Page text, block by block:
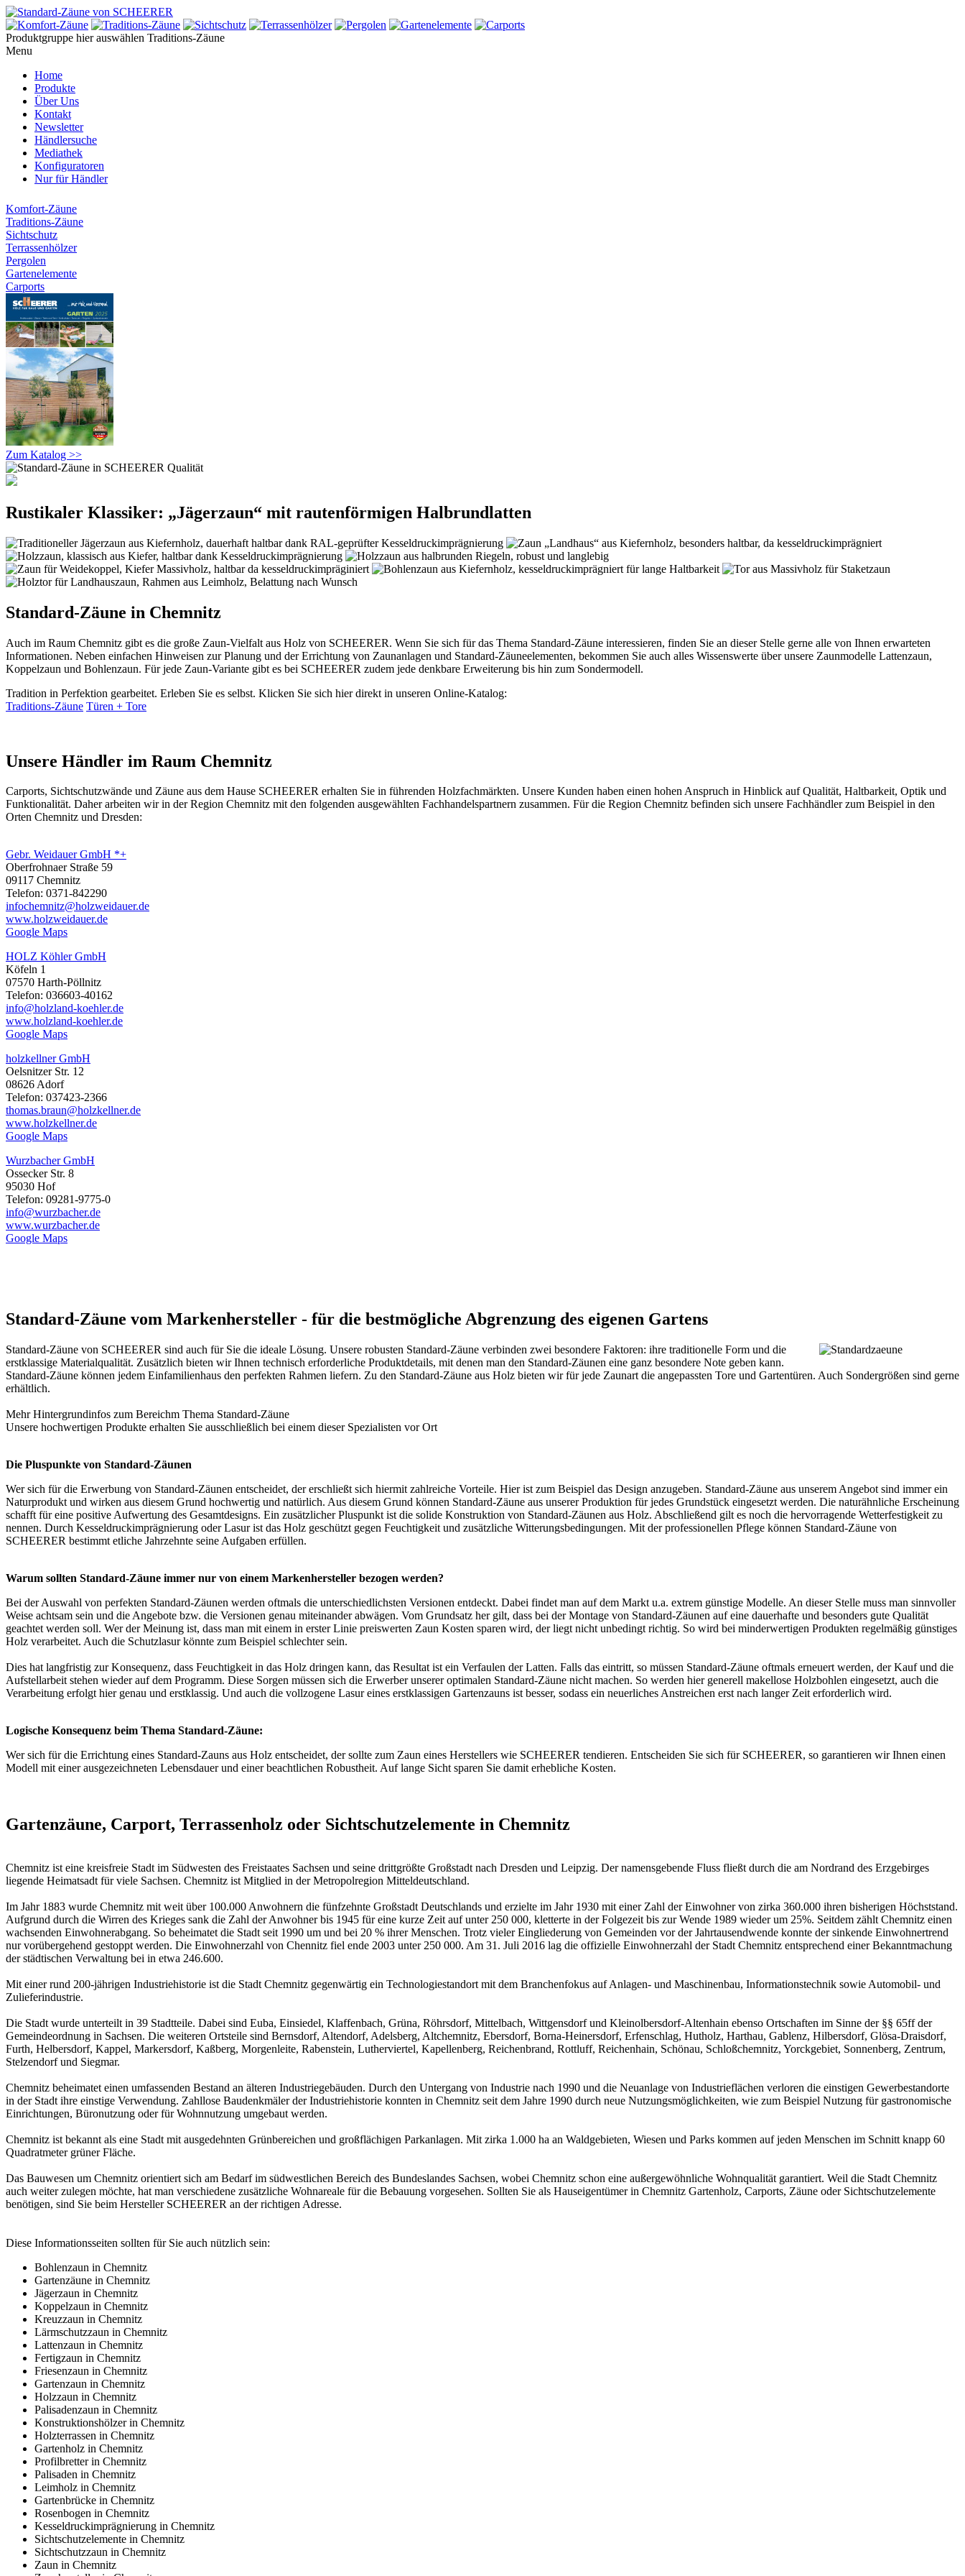
Produktgruppe hier auswählen Traditions-Zäune
Menu
Home
Produkte
Über Uns
Kontakt
Newsletter
Händlersuche
Mediathek
Konfiguratoren
Nur für Händler
Komfort-Zäune
Traditions-Zäune
Sichtschutz
Terrassenhölzer
Pergolen
Gartenelemente
Carports
Zum Katalog >>
Rustikaler Klassiker: „Jägerzaun“ mit rautenförmigen Halbrundlatten
Standard-Zäune in Chemnitz
Auch im Raum Chemnitz gibt es die große Zaun-Vielfalt aus Holz von SCHEERER. Wenn Sie sich für das Thema Standard-Zäune interessieren, finden Sie an dieser Stelle gerne alle von Ihnen erwarteten
Informationen. Neben einfachen Hinweisen zur Planung und der Errichtung von Zaunanlagen und Standard-Zäuneelementen, bekommen Sie auch alles Wissenswerte über unsere Zaunmodelle Lattenzaun,
Koppelzaun und Bohlenzaun. Für jede Zaun-Variante gibt es bei SCHEERER zudem jede denkbare Erweiterung bis hin zum Sondermodell.
Tradition in Perfektion gearbeitet. Erleben Sie es selbst. Klicken Sie sich hier direkt in unseren Online-Katalog:
Traditions-Zäune Türen + Tore
Unsere Händler im Raum Chemnitz
Carports, Sichtschutzwände und Zäune aus dem Hause SCHEERER erhalten Sie in führenden Holzfachmärkten. Unsere Kunden haben einen hohen Anspruch in Hinblick auf Qualität, Haltbarkeit, Optik und
Funktionalität. Daher arbeiten wir in der Region Chemnitz mit den folgenden ausgewählten Fachhandelspartnern zusammen. Für die Region Chemnitz befinden sich unsere Fachhändler zum Beispiel in den
Orten Chemnitz und Dresden:
Gebr. Weidauer GmbH *+
Oberfrohnaer Straße 59
09117 Chemnitz
Telefon: 0371-842290
infochemnitz@holzweidauer.de
www.holzweidauer.de
Google Maps
HOLZ Köhler GmbH
Köfeln 1
07570 Harth-Pöllnitz
Telefon: 036603-40162
info@holzland-koehler.de
www.holzland-koehler.de
Google Maps
holzkellner GmbH
Oelsnitzer Str. 12
08626 Adorf
Telefon: 037423-2366
thomas.braun@holzkellner.de
www.holzkellner.de
Google Maps
Wurzbacher GmbH
Ossecker Str. 8
95030 Hof
Telefon: 09281-9775-0
info@wurzbacher.de
www.wurzbacher.de
Google Maps
Standard-Zäune vom Markenhersteller - für die bestmögliche Abgrenzung des eigenen Gartens
Standard-Zäune von SCHEERER sind auch für Sie die ideale Lösung. Unsere robusten Standard-Zäune verbinden zwei besondere Faktoren: ihre traditionelle Form und die
erstklassige Materialqualität. Zusätzlich bieten wir Ihnen technisch erforderliche Produktdetails, mit denen man den Standard-Zäunen eine ganz besondere Note geben kann.
Standard-Zäune können jedem Einfamilienhaus den perfekten Rahmen liefern. Zu den Standard-Zäune aus Holz bieten wir für jede Zaunart die angepassten Tore und Gartentüren. Auch Sondergrößen sind gerne
erhältlich.
Mehr Hintergrundinfos zum Bereichm Thema Standard-Zäune
Unsere hochwertigen Produkte erhalten Sie ausschließlich bei einem dieser Spezialisten vor Ort
Die Pluspunkte von Standard-Zäunen
Wer sich für die Erwerbung von Standard-Zäunen entscheidet, der erschließt sich hiermit zahlreiche Vorteile. Hier ist zum Beispiel das Design anzugeben. Standard-Zäune aus unserem Angebot sind immer ein
Naturprodukt und wirken aus diesem Grund hochwertig und natürlich. Aus diesem Grund können Standard-Zäune aus unserer Produktion für jedes Grundstück eingesetzt werden. Die naturähnliche Erscheinung
schafft für eine positive Aufwertung des Gesamtdesigns. Ein zusätzlicher Pluspunkt ist die solide Konstruktion von Standard-Zäunen aus Holz. Abschließend gilt es noch die hervorragende Wetterfestigkeit zu
nennen. Durch Kesseldruckimprägnierung oder Lasur ist das Holz geschützt gegen Feuchtigkeit und zusätzliche Witterungsbedingungen. Mit der professionellen Pflege können Standard-Zäune von
SCHEERER bestimmt etliche Jahrzehnte seine Aufgaben erfüllen.
Warum sollten Standard-Zäune immer nur von einem Markenhersteller bezogen werden?
Bei der Auswahl von perfekten Standard-Zäunen werden oftmals die unterschiedlichsten Versionen entdeckt. Dabei findet man auf dem Markt u.a. extrem günstige Modelle. An dieser Stelle muss man sinnvoller
Weise achtsam sein und die Angebote bzw. die Versionen genau miteinander abwägen. Vom Grundsatz her gilt, dass bei der Montage von Standard-Zäunen auf eine dauerhafte und besonders gute Qualität
geachtet werden soll. Wer der Meinung ist, dass man mit einem in erster Linie preiswerten Zaun Kosten sparen wird, der liegt nicht unbedingt richtig. So wird bei minderwertigen Produkten regelmäßig günstiges
Holz verarbeitet. Auch die Schutzlasur könnte zum Beispiel schlechter sein.
Dies hat langfristig zur Konsequenz, dass Feuchtigkeit in das Holz dringen kann, das Resultat ist ein Verfaulen der Latten. Falls das eintritt, so müssen Standard-Zäune oftmals erneuert werden, der Kauf und die
Aufstellarbeit stehen wieder auf dem Programm. Diese Sorgen müssen sich die Erwerber unserer optimalen Standard-Zäune nicht machen. So werden hier generell makellose Holzbohlen eingesetzt, auch die
Verarbeitung erfolgt hier genau und erstklassig. Und auch die vollzogene Lasur eines erstklassigen Gartenzauns ist besser, sodass ein neuerliches Anstreichen erst nach langer Zeit erforderlich wird.
Logische Konsequenz beim Thema Standard-Zäune:
Wer sich für die Errichtung eines Standard-Zauns aus Holz entscheidet, der sollte zum Zaun eines Herstellers wie SCHEERER tendieren. Entscheiden Sie sich für SCHEERER, so garantieren wir Ihnen einen
Modell mit einer ausgezeichneten Lebensdauer und einer beachtlichen Robustheit. Auf lange Sicht sparen Sie damit erhebliche Kosten.
Gartenzäune, Carport, Terrassenholz oder Sichtschutzelemente in Chemnitz
Chemnitz ist eine kreisfreie Stadt im Südwesten des Freistaates Sachsen und seine drittgrößte Großstadt nach Dresden und Leipzig. Der namensgebende Fluss fließt durch die am Nordrand des Erzgebirges
liegende Heimatsadt für viele Sachsen. Chemnitz ist Mitglied in der Metropolregion Mitteldeutschland.
Im Jahr 1883 wurde Chemnitz mit weit über 100.000 Anwohnern die fünfzehnte Großstadt Deutschlands und erzielte im Jahr 1930 mit einer Zahl der Einwohner von zirka 360.000 ihren bisherigen Höchststand.
Aufgrund durch die Wirren des Krieges sank die Zahl der Anwohner bis 1945 für eine kurze Zeit auf unter 250 000, kletterte in der Folgezeit bis zur Wende 1989 wieder um 25%. Seitdem zählt Chemnitz einen
wachsenden Einwohnerabgang. So beheimatet die Stadt seit 1990 um und bei 20 % ihrer Menschen. Trotz vieler Eingliederung von Gemeinden vor der Jahrtausendwende konnte der sinkende Einwohnertrend
nur vorübergehend gestoppt werden. Die Einwohnerzahl von Chennitz fiel ende 2003 unter 250 000. Am 31. Juli 2016 lag die offizielle Einwohnerzahl der Stadt Chemnitz entsprechend einer Bekanntmachung
der städtischen Verwaltung bei in etwa 246.600.
Mit einer rund 200-jährigen Industriehistorie ist die Stadt Chemnitz gegenwärtig ein Technologiestandort mit dem Branchenfokus auf Anlagen- und Maschinenbau, Informationstechnik sowie Automobil- und
Zulieferindustrie.
Die Stadt wurde unterteilt in 39 Stadtteile. Dabei sind Euba, Einsiedel, Klaffenbach, Grüna, Röhrsdorf, Mittelbach, Wittgensdorf und Kleinolbersdorf-Altenhain ebenso Ortschaften im Sinne der §§ 65ff der
Gemeindeordnung in Sachsen. Die weiteren Ortsteile sind Bernsdorf, Altendorf, Adelsberg, Altchemnitz, Ebersdorf, Borna-Heinersdorf, Erfenschlag, Hutholz, Harthau, Gablenz, Hilbersdorf, Glösa-Draisdorf,
Furth, Helbersdorf, Kappel, Markersdorf, Kaßberg, Morgenleite, Rabenstein, Lutherviertel, Kapellenberg, Reichenbrand, Rottluff, Reichenhain, Schönau, Schloßchemnitz, Yorckgebiet, Sonnenberg, Zentrum,
Stelzendorf und Siegmar.
Chemnitz beheimatet einen umfassenden Bestand an älteren Industriegebäuden. Durch den Untergang von Industrie nach 1990 und die Neuanlage von Industrieflächen verloren die einstigen Gewerbestandorte
in der Stadt ihre einstige Verwendung. Zahllose Baudenkmäler der Industriehistorie konnten in Chemnitz seit dem Jahre 1990 durch neue Nutzungsmöglichkeiten, wie zum Beispiel Nutzung für gastronomische
Einrichtungen, Büronutzung oder für Wohnnutzung umgebaut werden.
Chemnitz ist bekannt als eine Stadt mit ausgedehnten Grünbereichen und großflächigen Parkanlagen. Mit zirka 1.000 ha an Waldgebieten, Wiesen und Parks kommen auf jeden Menschen im Schnitt knapp 60
Quadratmeter grüner Fläche.
Das Bauwesen um Chemnitz orientiert sich am Bedarf im südwestlichen Bereich des Bundeslandes Sachsen, wobei Chemnitz schon eine außergewöhnliche Wohnqualität garantiert. Weil die Stadt Chemnitz
auch weiter zulegen möchte, hat man verschiedene zusätzliche Wohnareale für die Bebauung vorgesehen. Sollten Sie als Hauseigentümer in Chemnitz Gartenholz, Carports, Zäune oder Sichtschutzelemente
benötigen, sind Sie beim Hersteller SCHEERER an der richtigen Adresse.
Diese Informationsseiten sollten für Sie auch nützlich sein:
Bohlenzaun in Chemnitz
Gartenzäune in Chemnitz
Jägerzaun in Chemnitz
Koppelzaun in Chemnitz
Kreuzzaun in Chemnitz
Lärmschutzzaun in Chemnitz
Lattenzaun in Chemnitz
Fertigzaun in Chemnitz
Friesenzaun in Chemnitz
Gartenzaun in Chemnitz
Holzzaun in Chemnitz
Palisadenzaun in Chemnitz
Konstruktionshölzer in Chemnitz
Holzterrassen in Chemnitz
Gartenholz in Chemnitz
Profilbretter in Chemnitz
Palisaden in Chemnitz
Leimholz in Chemnitz
Gartenbrücke in Chemnitz
Rosenbogen in Chemnitz
Kesseldruckimprägnierung in Chemnitz
Sichtschutzelemente in Chemnitz
Sichtschutzzaun in Chemnitz
Zaun in Chemnitz